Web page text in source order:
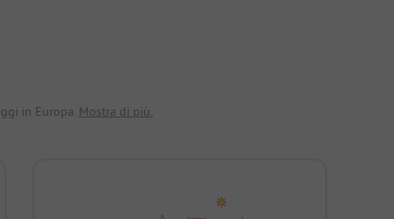
in Europa. Mostra di più.